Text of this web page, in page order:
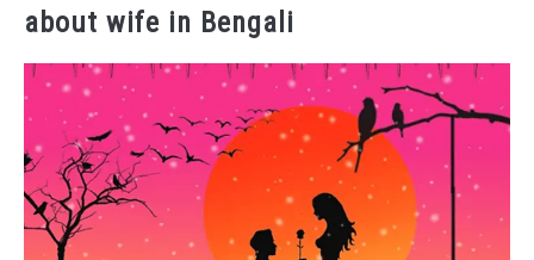
about wife in Bengali